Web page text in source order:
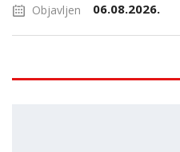
Objavljen 06.08.2026.